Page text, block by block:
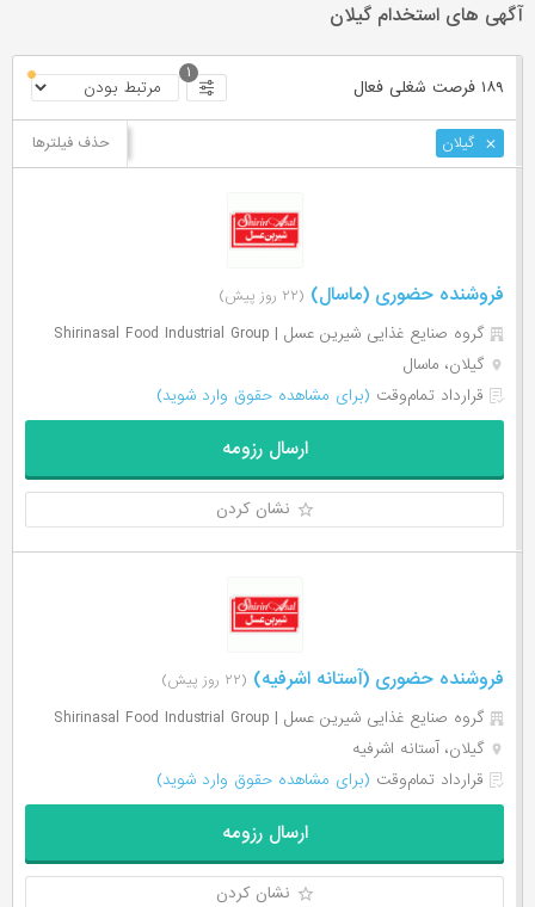
آگهی های استخدام گیلان
۱۸۹ فرصت ‌شغلی فعال
۱
گیلان حذف فیلترها
فروشنده حضوری (ماسال) (۲۲ روز پیش)
گروه صنایع غذایی شیرین عسل | Shirinasal Food Industrial Group
گیلان، ماسال
قرارداد تمام‌وقت (برای مشاهده حقوق وارد شوید)
ارسال رزومه
نشان کردن
فروشنده حضوری (آستانه اشرفیه) (۲۲ روز پیش)
گروه صنایع غذایی شیرین عسل | Shirinasal Food Industrial Group
گیلان، آستانه اشرفیه
قرارداد تمام‌وقت (برای مشاهده حقوق وارد شوید)
ارسال رزومه
نشان کردن